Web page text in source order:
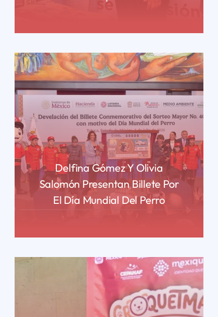
Delfina Gómez Y Olivia
Salomón Presentan Billete Por
El Día Mundial Del Perro